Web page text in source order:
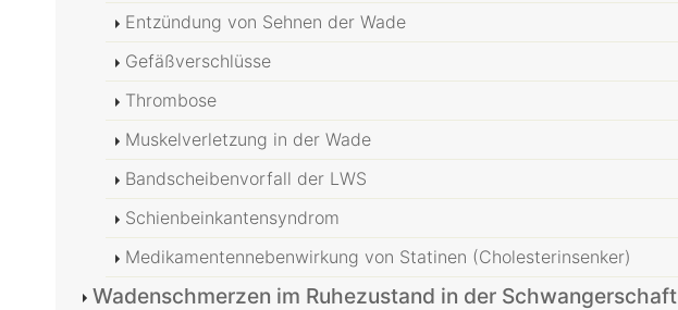
Entzündung von Sehnen der Wade
Gefäßverschlüsse
Thrombose
Muskelverletzung in der Wade
Bandscheibenvorfall der LWS
Schienbeinkantensyndrom
Medikamentennebenwirkung von Statinen (Cholesterinsenker)
Wadenschmerzen im Ruhezustand in der Schwangerschaft